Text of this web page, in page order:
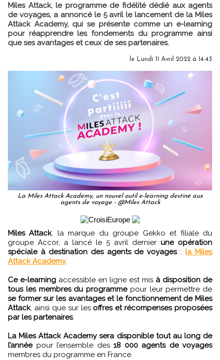
Miles Attack, le programme de fidélité dédié aux agents
de voyages, a annoncé le 5 avril le lancement de la Miles
Attack Academy, qui se présente comme un e-learning
pour réapprendre les fondements du programme ainsi
que ses avantages et ceux de ses partenaires.
le Lundi 11 Avril 2022 à 14:43
La Miles Attack Academy, un nouvel outil e-learning destiné aux
agents de voyage - @Miles Attack
Miles Attack, la marque du groupe Gekko et filiale du
groupe Accor, a lancé le 5 avril dernier une opération
spéciale à destination des agents de voyages:la Miles
Attack Academy.
Ce e-learning accessible en ligne est mis à disposition de
tous les membres du programmepour leur permettre de
se former sur les avantages et le fonctionnement de Miles
Attack, ainsi que sur les offres et récompenses proposées
par les partenaires.
La Miles Attack Academy sera disponible tout au long de
l’annéepour l’ensemble des 18 000 agents de voyages
membres du programme en France.